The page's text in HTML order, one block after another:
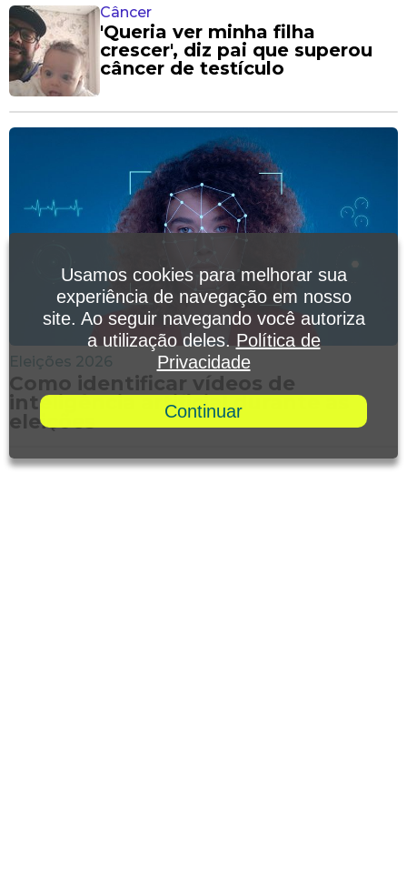
Câncer
'Queria ver minha filha
crescer', diz pai que superou
câncer de testículo
Eleições 2026
Como identificar vídeos de
inteligência artificial durante as
eleições
Usamos cookies para melhorar sua
experiência de navegação em nosso
site. Ao seguir navegando você autoriza
a utilização deles. Política de
Privacidade
Continuar